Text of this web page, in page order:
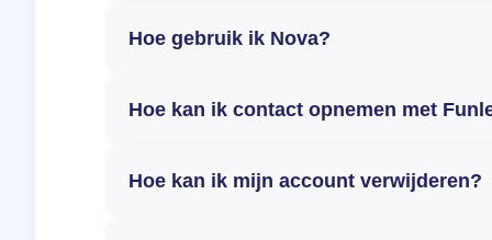
Hoe gebruik ik Nova?
Hoe kan ik contact opnemen met
Hoe kan ik mijn account verwijderen?